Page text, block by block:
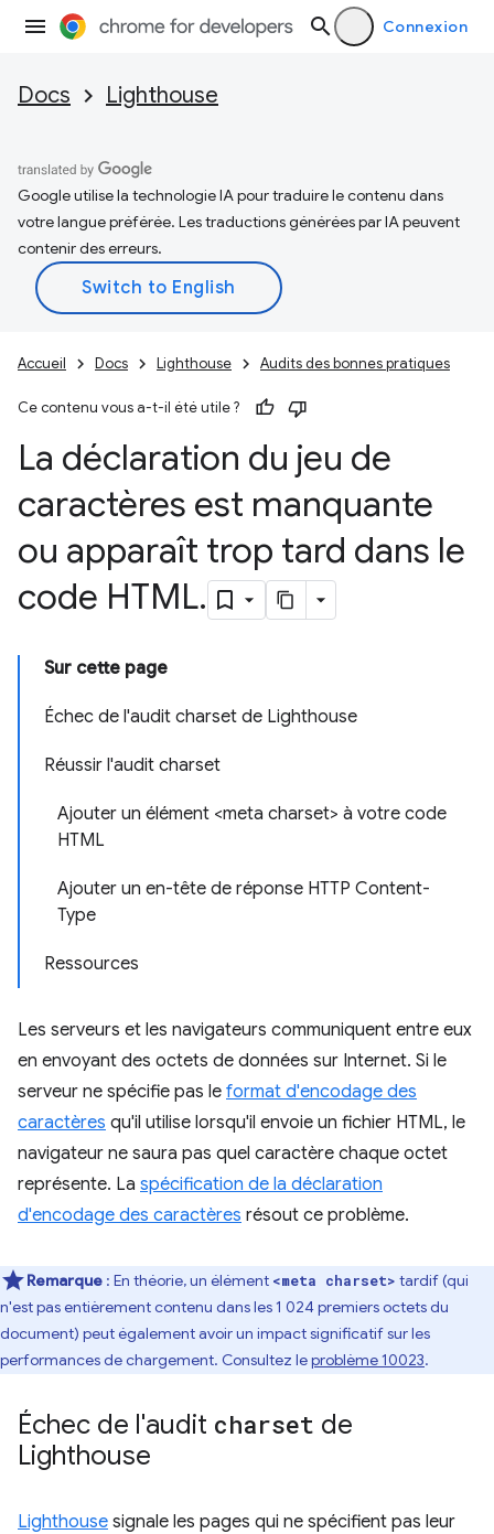
Connexion
Docs Lighthouse
Google utilise la technologie IA pour traduire le contenu dans
votre langue préférée. Les traductions générées par IA peuvent
contenir des erreurs.
Accueil Docs Lighthouse Audits des bonnes pratiques
Ce contenu vous a-t-il été utile ?
La déclaration du jeu de
caractères est manquante
ou apparaît trop tard dans le
code HTML.
Sur cette page
Échec de l'audit charset de Lighthouse
Réussir l'audit charset
Ajouter un élément <meta charset> à votre code
HTML
Ajouter un en-tête de réponse HTTP Content-
Type
Ressources
Les serveurs et les navigateurs communiquent entre eux
en envoyant des octets de données sur Internet. Si le
serveur ne spécifie pas le format d'encodage des
caractères qu'il utilise lorsqu'il envoie un fichier HTML, le
navigateur ne saura pas quel caractère chaque octet
représente. La spécification de la déclaration
d'encodage des caractères résout ce problème.
Remarque : En théorie, un élément <meta charset> tardif (qui
n'est pas entièrement contenu dans les 1 024 premiers octets du
document) peut également avoir un impact significatif sur les
performances de chargement. Consultez leproblème 10023.
Échec de l'audit charset de
Lighthouse
Lighthouse signale les pages qui ne spécifient pas leur